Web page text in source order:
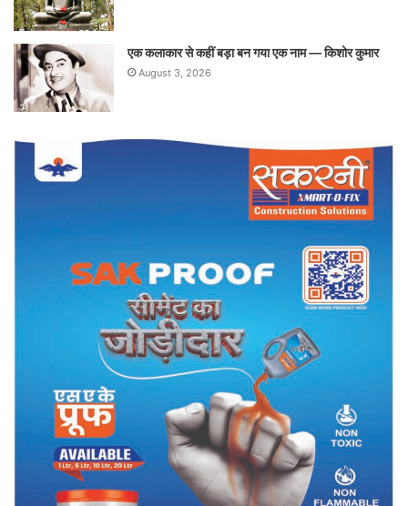
एक कलाकार से कहीं बड़ा बन गया एक नाम — किशोर कुमार
August 3, 2026